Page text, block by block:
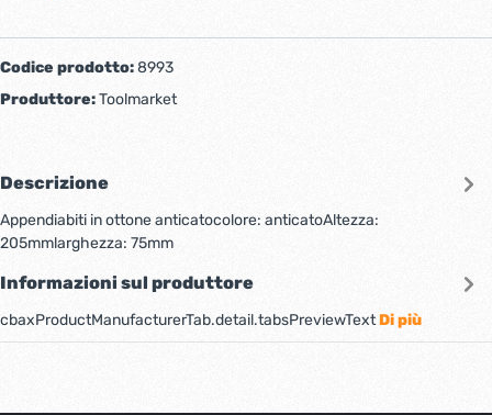
Codice prodotto:8993
Produttore:Toolmarket
Descrizione
Appendiabiti in ottone anticatocolore: anticatoAltezza:
205mmlarghezza: 75mm
Informazioni sul produttore
cbaxProductManufacturerTab.detail.tabsPreviewTextDi più